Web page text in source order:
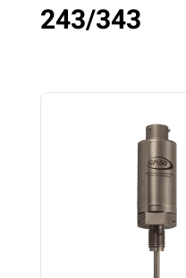
243/343